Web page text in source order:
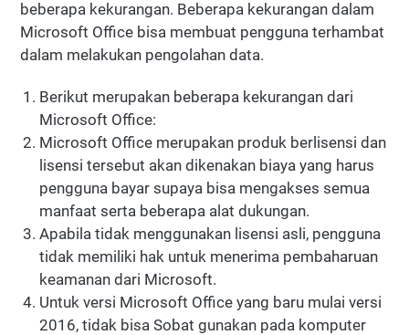
beberapa kekurangan. Beberapa kekurangan dalam
Microsoft Office bisa membuat pengguna terhambat
dalam melakukan pengolahan data.
Berikut merupakan beberapa kekurangan dari
Microsoft Office:
Microsoft Office merupakan produk berlisensi dan
lisensi tersebut akan dikenakan biaya yang harus
pengguna bayar supaya bisa mengakses semua
manfaat serta beberapa alat dukungan.
Apabila tidak menggunakan lisensi asli, pengguna
tidak memiliki hak untuk menerima pembaharuan
keamanan dari Microsoft.
Untuk versi Microsoft Office yang baru mulai versi
2016, tidak bisa Sobat gunakan pada komputer